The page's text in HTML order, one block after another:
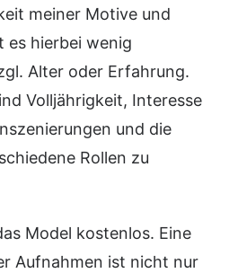
meiner Motive und
es hierbei wenig
Alter oder Erfahrung.
Volljährigkeit, Interesse
und die
Rollen zu
Model kostenlos. Eine
Aufnahmen ist nicht nur